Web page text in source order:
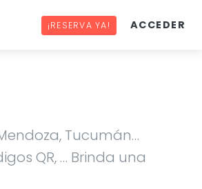
¡RESERVA YA! ACCEDER
Tucumán…
QR, … Brinda una